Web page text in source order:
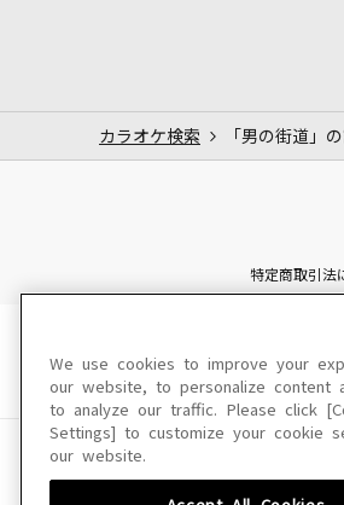
カラオケ検索 「男の街道」
特定商取引法
このサイト
We use cookies to improve your
our website, to personalize content
to analyze our traffic. Please click
Settings] to customize your cookie
our website.